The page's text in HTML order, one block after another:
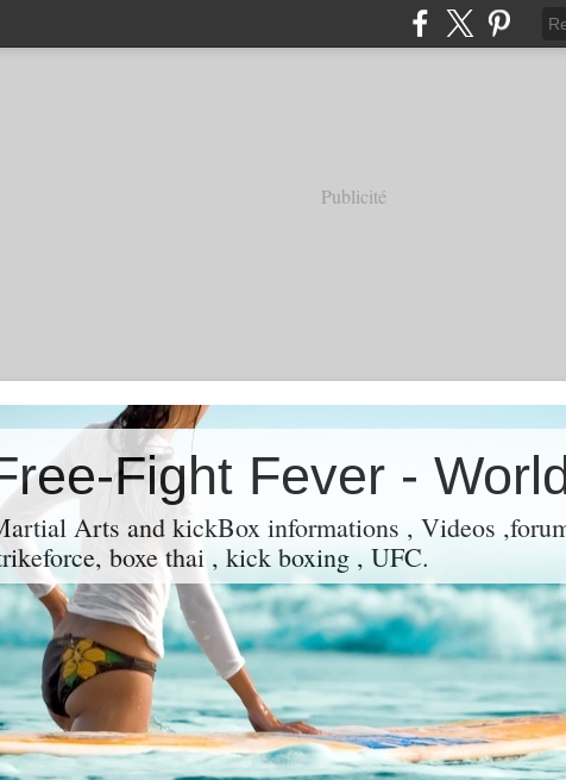
Publicité
Arts and kickBox informations , Videos
boxe thai , kick boxing , UFC.